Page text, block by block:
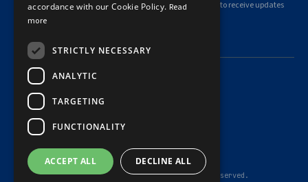
By subscribing, you agree to ourprivacy policyand consent to receive updates
from our firm.
© 2026 Dubé Latreille Avocats Inc. — All rights reserved.
Privacy Policy
Cookie Policy
Terms of Service
accordance with our Cookie Policy. Read
more
STRICTLY NECESSARY
ANALYTIC
TARGETING
FUNCTIONALITY
ACCEPT ALL DECLINE ALL